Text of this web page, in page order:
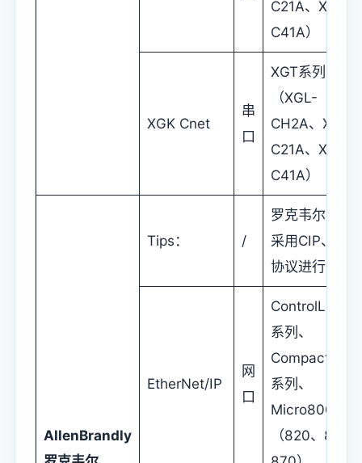
C21A、XBL-
C41A）
XGK Cnet
串
口
XGT系列
（XGL-
CH2A、XGL-
C21A、XGL-
C41A）
AllenBrandly
Tips： /
罗克韦尔主要
采用CIP、DF1
协议进行通信
EtherNet/IP
网
口
ControlLogix
系列、
系列、
Micro800系列
（820、850